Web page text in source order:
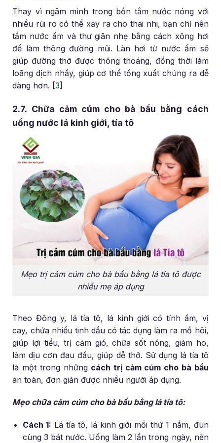
Thay vì ngâm mình trong bồn tắm nước nóng với
nhiều rủi ro có thể xảy ra cho thai nhi, bạn chỉ nên
tắm nước ấm và thư giãn nhẹ bằng cách xông hơi
để làm thông đường mũi. Làn hơi từ nước ấm sẽ
giúp đường thở được thông thoáng, đồng thời làm
loãng dịch nhầy, giúp cơ thể tống xuất chúng ra dễ
dàng hơn. [3]
2.7. Chữa cảm cúm cho bà bầu bằng cách
uống nước lá kinh giới, tía tô
Mẹo trị cảm cúm cho bà bầu bằng lá tía tô được
nhiều mẹ áp dụng
Theo Đông y, lá tía tô, lá kinh giới có tính ấm, vị
cay, chứa nhiều tinh dầu có tác dụng làm ra mồ hôi,
giúp lợi tiểu, trị cảm gió, chữa sốt nóng, giảm ho,
làm dịu cơn đau đầu, giúp dễ thở. Sử dụng lá tía tô
là một trong những cách trị cảm cúm cho bà bầu
an toàn, đơn giản được nhiều người áp dụng.
Mẹo chữa cảm cúm cho bà bầu bằng lá tía tô:
Cách 1: Lá tía tô, lá kinh giới mỗi thứ 1 nắm, đun
cùng 3 bát nước. Uống làm 2 lần trong ngày, nên